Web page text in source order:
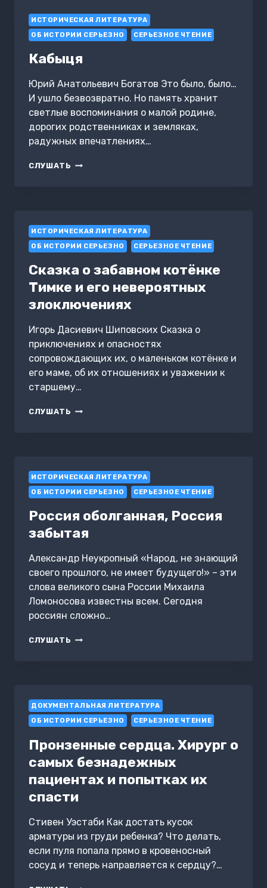
ИСТОРИЧЕСКАЯ ЛИТЕРАТУРА
ОБ ИСТОРИИ СЕРЬЕЗНО
СЕРЬЕЗНОЕ ЧТЕНИЕ
Кабыця
Юрий Анатольевич Богатов Это было, было…
И ушло безвозвратно. Но память хранит
светлые воспоминания о малой родине,
дорогих родственниках и земляках,
радужных впечатлениях…
СЛУШАТЬ КАБЫЦЯ
ИСТОРИЧЕСКАЯ ЛИТЕРАТУРА
ОБ ИСТОРИИ СЕРЬЕЗНО
СЕРЬЕЗНОЕ ЧТЕНИЕ
Сказка о забавном котёнке
Тимке и его невероятных
злоключениях
Игорь Дасиевич Шиповских Сказка о
приключениях и опасностях
сопровождающих их, о маленьком котёнке и
его маме, об их отношениях и уважении к
старшему…
СЛУШАТЬ СКАЗКА
ЕГО
НЕВЕРОЯТНЫХ
ЗЛОКЛЮЧЕНИЯХ
ИСТОРИЧЕСКАЯ ЛИТЕРАТУРА
ОБ ИСТОРИИ СЕРЬЕЗНО
СЕРЬЕЗНОЕ ЧТЕНИЕ
Россия оболганная, Россия
забытая
Александр Неукропный «Народ, не знающий
своего прошлого, не имеет будущего!» – эти
слова великого сына России Михаила
Ломоносова известны всем. Сегодня
россиян сложно…
СЛУШАТЬ РОССИЯ
ДОКУМЕНТАЛЬНАЯ ЛИТЕРАТУРА
ОБ ИСТОРИИ СЕРЬЕЗНО
СЕРЬЕЗНОЕ ЧТЕНИЕ
Пронзенные сердца. Хирург о
самых безнадежных
пациентах и попытках их
спасти
Стивен Уэстаби Как достать кусок
арматуры из груди ребенка? Что делать,
если пуля попала прямо в кровеносный
сосуд и теперь направляется к сердцу?…